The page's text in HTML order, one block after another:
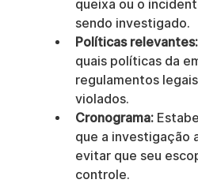
queixa ou o
sendo investigado.
Políticas relevantes:
quais políticas da
regulamentos
violados.
Cronograma:
que a investigação
evitar que seu
controle.